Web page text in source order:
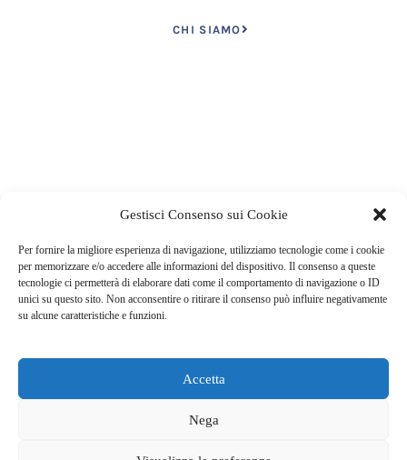
Gestisci Consenso sui Cookie
Per fornire la migliore esperienza di navigazione, utilizziamo tecnologie come i cookie
per memorizzare e/o accedere alle informazioni del dispositivo. Il consenso a queste
tecnologie ci permetterà di elaborare dati come il comportamento di navigazione o ID
unici su questo sito. Non acconsentire o ritirare il consenso può influire negativamente
su alcune caratteristiche e funzioni.
Accetta
Nega
CHI SIAMO
RESTIAMO IN CONTATTO
Chiama oggi!